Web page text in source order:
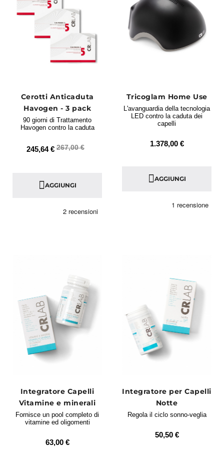
Cerotti Anticaduta
Havogen - 3 pack
90 giorni di Trattamento
Havogen contro la caduta
245,64 € 267,00 €
AGGIUNGI
Tricoglam Home Use
L'avanguardia della tecnologia
LED contro la caduta dei
capelli
1.378,00 €
AGGIUNGI
Integratore Capelli
Vitamine e minerali
Fornisce un pool completo di
vitamine ed oligomenti
63,00 €
Integratore per Capelli
Notte
Regola il ciclo sonno-veglia
50,50 €